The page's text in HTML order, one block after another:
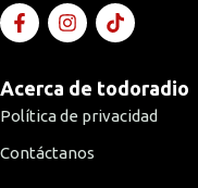
Acerca de todoradio
Política de privacidad
Contáctanos